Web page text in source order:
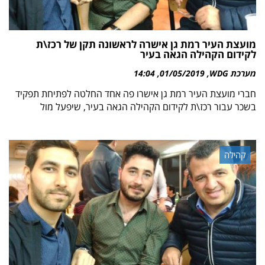
מועצת העיר רמת גן אישרה לראשונה תקן של רכז\ת
לקידום הקהילה הגאה בעיר
מערכת WDG 01/05/2019
14:04
חברי מועצת העיר רמת גן אישרו פה אחד החלטה לפתיחת תפקיד
בשכר עבור רכז\ת לקידום הקהילה הגאה בעיר, שיפעל מול
קהילה